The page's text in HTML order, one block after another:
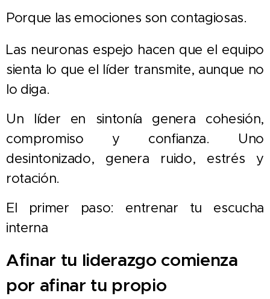
Porque las emociones son contagiosas.
Las neuronas espejo hacen que el equipo
sienta lo que el líder transmite, aunque no
lo diga.
Un líder en sintonía genera cohesión,
compromiso y confianza. Uno
desintonizado, genera ruido, estrés y
rotación.
El primer paso: entrenar tu escucha
interna
Afinar tu liderazgo comienza
por afinar tu propio